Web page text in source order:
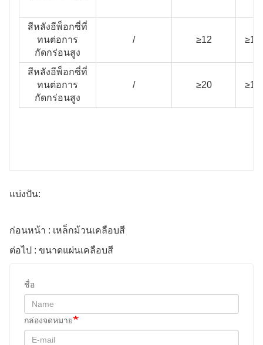
สีหลังอีพ็อกซี่ที่
ทนต่อการ
กัดกร่อนสูง
/ ≥12
สีหลังอีพ็อกซี่ที่
ทนต่อการ
กัดกร่อนสูง
/ ≥20
แบ่งปัน:
ก่อนหน้า : เหล็กม้วนเคลือบสี
ต่อไป : ขนาดแผ่นเคลือบสี
ชื่อ
กล่องจดหมาย